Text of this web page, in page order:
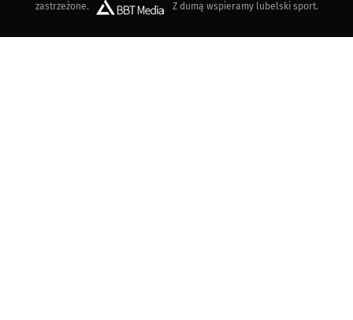
zastrzeżone.
Z dumą wspieramy lubelski sport.